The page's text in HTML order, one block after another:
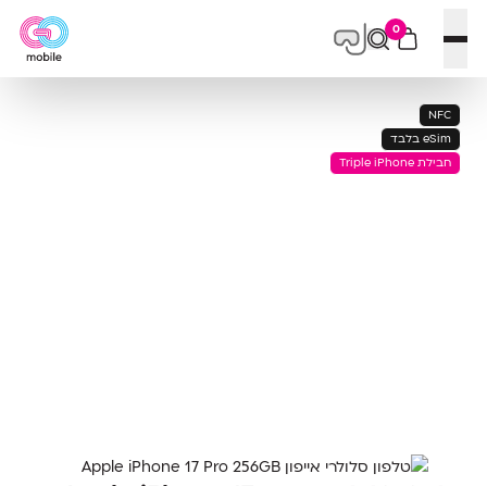
פתח תפריט
0
NFC
eSim בלבד
חבילת Triple iPhone